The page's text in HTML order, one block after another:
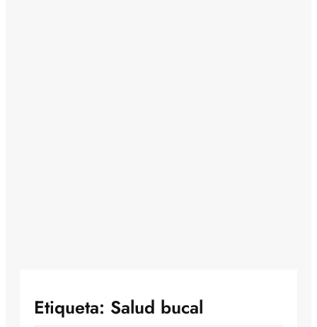
Etiqueta: Salud bucal